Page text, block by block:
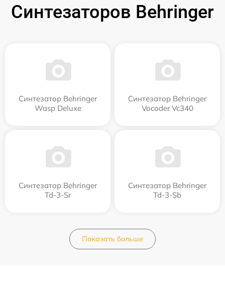
Синтезаторов Behringer
Синтезатор Behringer
Wasp Deluxe
Синтезатор Behringer
Vocoder Vc340
Синтезатор Behringer
Td-3-Sr
Синтезатор Behringer
Td-3-Sb
Показать больше